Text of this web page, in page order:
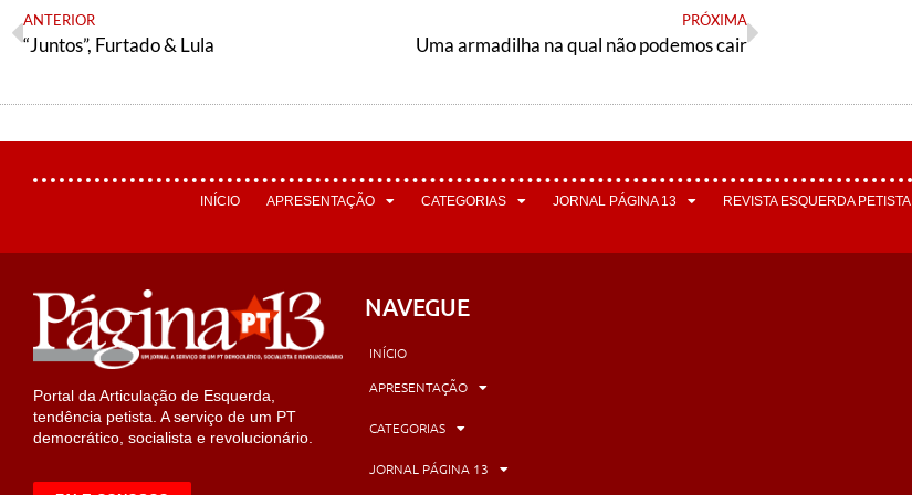
ANTERIOR
“Juntos”, Furtado & Lula
PRÓXIMA
Uma armadilha na qual não podemos cair
INÍCIO APRESENTAÇÃO CATEGORIAS JORNAL PÁGINA 13 REVISTA ESQUERDA PETISTA
Portal da Articulação de Esquerda,
tendência petista. A serviço de um PT
democrático, socialista e revolucionário.
NAVEGUE
INÍCIO
APRESENTAÇÃO
CATEGORIAS
JORNAL PÁGINA 13